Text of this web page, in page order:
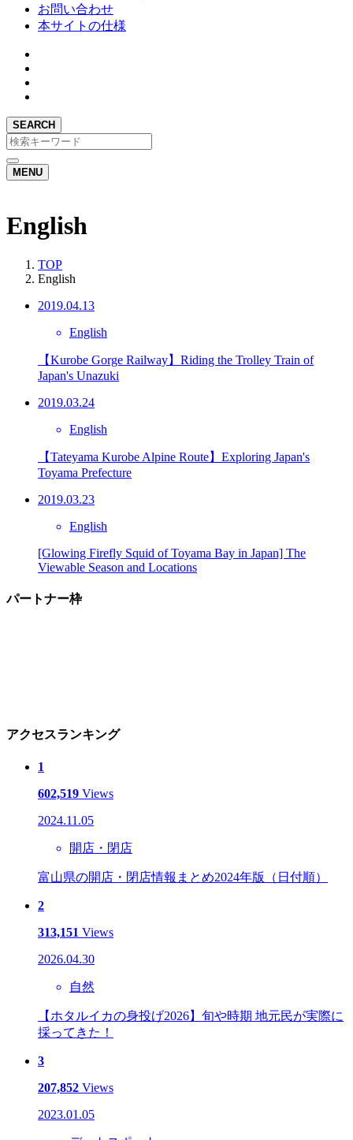
お問い合わせ
本サイトの仕様
SEARCH
MENU
English
TOP
English
2019.04.13
English
【Kurobe Gorge Railway】Riding the Trolley Train of
Japan's Unazuki
2019.03.24
English
【Tateyama Kurobe Alpine Route】Exploring Japan's
Toyama Prefecture
2019.03.23
English
[Glowing Firefly Squid of Toyama Bay in Japan] The
Viewable Season and Locations
パートナー枠
アクセスランキング
1
602,519 Views
2024.11.05
開店・閉店
富山県の開店・閉店情報まとめ2024年版（日付順）
2
313,151 Views
2026.04.30
自然
【ホタルイカの身投げ2026】旬や時期 地元民が実際に
採ってきた！
3
207,852 Views
2023.01.05